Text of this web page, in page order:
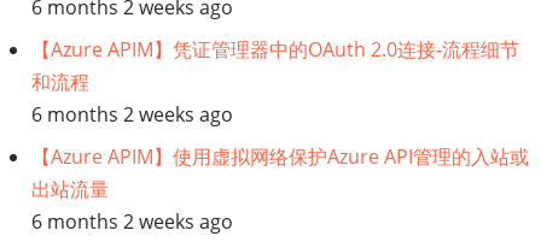
6 months 2 weeks ago
【Azure APIM】凭证管理器中的OAuth 2.0连接-流程细节
和流程
6 months 2 weeks ago
【Azure APIM】使用虚拟网络保护Azure API管理的入站或
出站流量
6 months 2 weeks ago